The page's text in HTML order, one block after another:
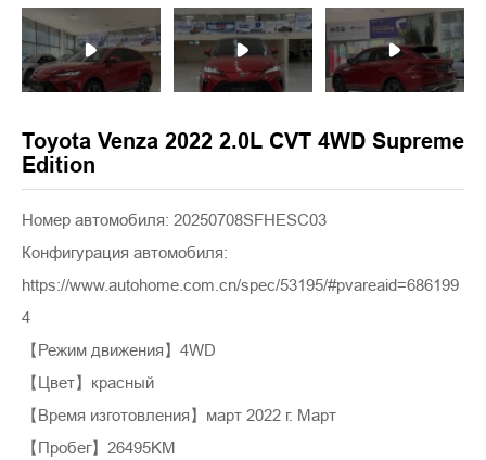
Toyota Venza 2022 2.0L CVT 4WD Supreme
Edition
Номер автомобиля: 20250708SFHESC03
Конфигурация автомобиля:
https://www.autohome.com.cn/spec/53195/#pvareaid=686199
4
【Режим движения】4WD
【Цвет】красный
【Время изготовления】март 2022 г. Март
【Пробег】26495KM